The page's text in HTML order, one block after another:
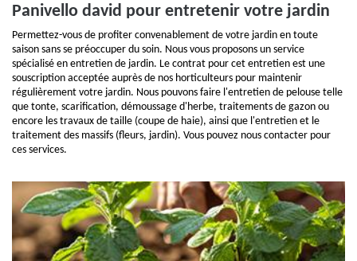
Panivello david pour entretenir votre jardin
Permettez-vous de profiter convenablement de votre jardin en toute
saison sans se préoccuper du soin. Nous vous proposons un service
spécialisé en entretien de jardin. Le contrat pour cet entretien est une
souscription acceptée auprès de nos horticulteurs pour maintenir
régulièrement votre jardin. Nous pouvons faire l'entretien de pelouse telle
que tonte, scarification, démoussage d'herbe, traitements de gazon ou
encore les travaux de taille (coupe de haie), ainsi que l'entretien et le
traitement des massifs (fleurs, jardin). Vous pouvez nous contacter pour
ces services.